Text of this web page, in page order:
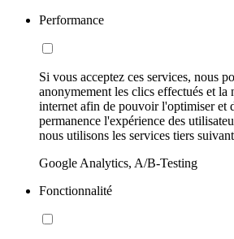
Performance
Si vous acceptez ces services, nous
anonymement les clics effectués et la
internet afin de pouvoir l'optimiser et
permanence l'expérience des
nous utilisons les services tiers
Google Analytics, A/B-Testing
Fonctionnalité